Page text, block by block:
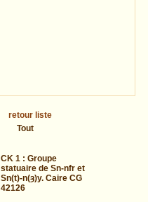
retour liste
Tout
CK 1 : Groupe
statuaire de Sn-nfr et
Sn(t)-n(ȝ)y. Caire CG
42126